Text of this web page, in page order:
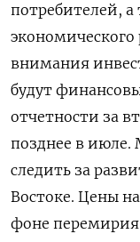
потребителей,
экономического
внимания
будут
отчетности за
позднее в
следить за
‌Востоке. Цены
фоне перемирия